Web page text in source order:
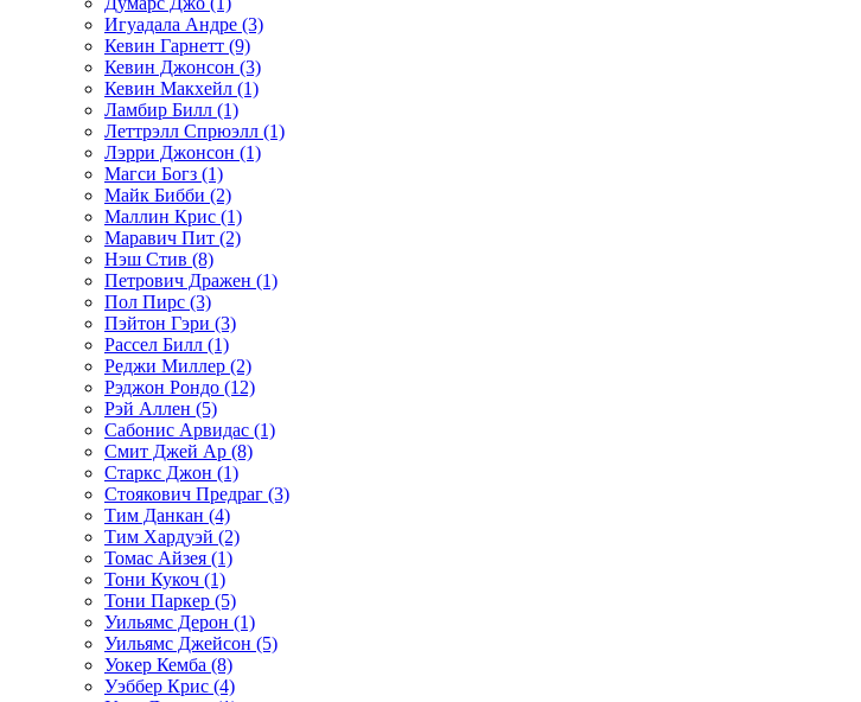
Игуадала Андре (3)
Кевин Гарнетт (9)
Кевин Джонсон (3)
Кевин Макхейл (1)
Ламбир Билл (1)
Леттрэлл Спрюэлл (1)
Лэрри Джонсон (1)
Магси Богз (1)
Майк Бибби (2)
Маллин Крис (1)
Маравич Пит (2)
Нэш Стив (8)
Петрович Дражен (1)
Пол Пирс (3)
Пэйтон Гэри (3)
Рассел Билл (1)
Реджи Миллер (2)
Рэджон Рондо (12)
Рэй Аллен (5)
Сабонис Арвидас (1)
Смит Джей Ар (8)
Старкс Джон (1)
Стоякович Предраг (3)
Тим Данкан (4)
Тим Хардуэй (2)
Томас Айзея (1)
Тони Кукоч (1)
Тони Паркер (5)
Уильямс Дерон (1)
Уильямс Джейсон (5)
Уокер Кемба (8)
Уэббер Крис (4)